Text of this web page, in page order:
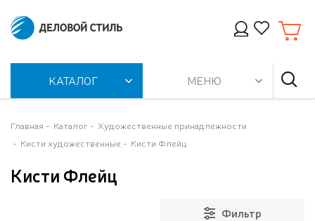
КАТАЛОГ МЕНЮ
Главная Каталог
Художественные принадлежности
Кисти художественные
Кисти Флейц
Кисти Флейц
Фильтр